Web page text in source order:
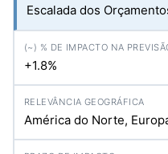
Escalada dos
+1.8%
América do Norte,